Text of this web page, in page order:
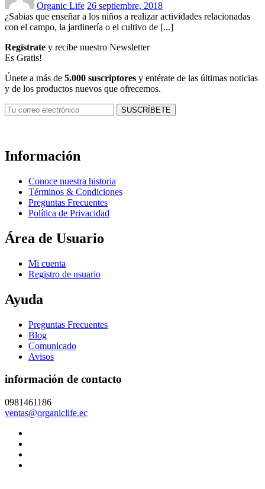
Organic Life 26 septiembre, 2018
¿Sabias que enseñar a los niños a realizar actividades relacionadas
con el campo, la jardinería o el cultivo de [...]
Regístrate y recibe nuestro Newsletter
Es Gratis!
Únete a más de 5.000 suscriptores y entérate de las últimas noticias
y de los productos nuevos que ofrecemos.
Información
Conoce nuestra historia
Términos & Condiciones
Preguntas Frecuentes
Política de Privacidad
Área de Usuario
Mi cuenta
Registro de usuario
Ayuda
Preguntas Frecuentes
Blog
Comunicado
Avisos
información de contacto
0981461186
ventas@organiclife.ec